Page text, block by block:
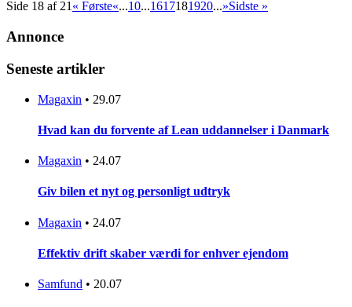
Side 18 af 21 « Første«...10...1617181920...»Sidste »
Annonce
Seneste artikler
Magaxin • 29.07
Hvad kan du forvente af Lean uddannelser i Danmark
Magaxin • 24.07
Giv bilen et nyt og personligt udtryk
Magaxin • 24.07
Effektiv drift skaber værdi for enhver ejendom
Samfund • 20.07